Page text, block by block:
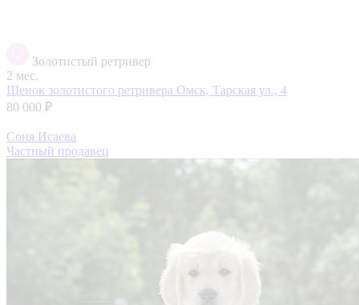
Золотистый ретривер
2 мес.
Щенок золотистого ретривера Омск, Тарская ул., 4
80 000 ₽
Соня Исаева
Частный продавец